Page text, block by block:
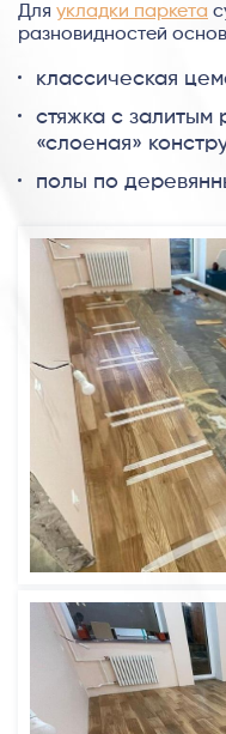
Для укладки паркета
разновидностей
классическая
стяжка с залитым
«слоеная»
полы по